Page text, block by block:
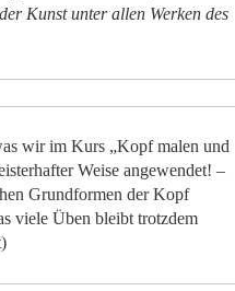
Kunst unter allen Werken des
wir im Kurs „Kopf malen und
Weise angewendet! –
Grundformen der Kopf
viele Üben bleibt trotzdem